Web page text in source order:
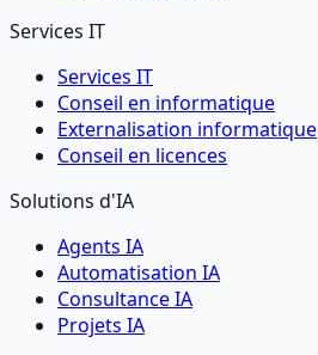
Services IT
Services IT
Conseil en informatique
Externalisation informatique
Conseil en licences
Solutions d'IA
Agents IA
Automatisation IA
Consultance IA
Projets IA